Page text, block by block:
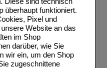
überhaupt funktioniert.
Pixel und
Website an das
im Shop
darüber, wie Sie
wir ein, um den Shop
zugeschnittene